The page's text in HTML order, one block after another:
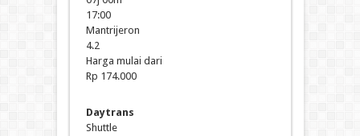
17:00
Mantrijeron
4.2
Harga mulai dari
Rp 174.000
Daytrans
Shuttle